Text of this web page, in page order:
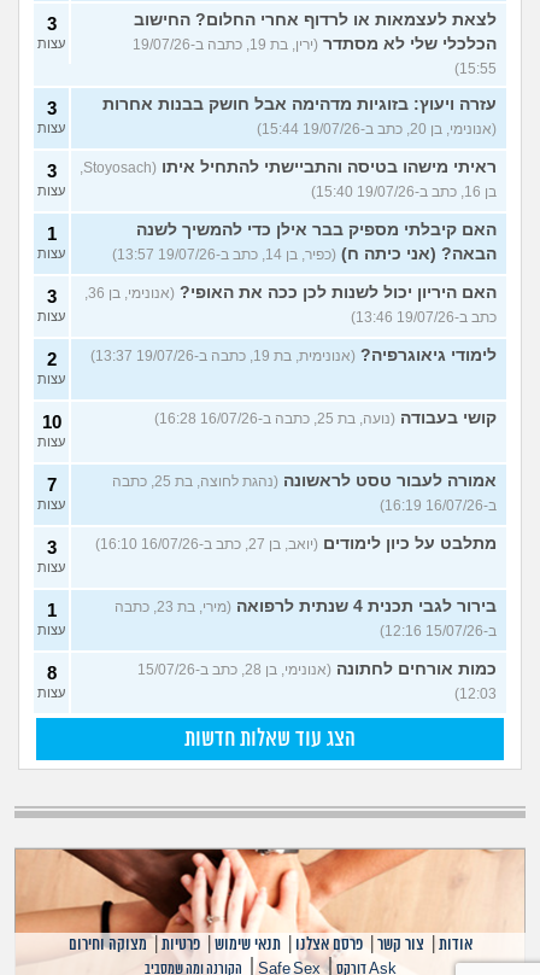
לצאת לעצמאות או לרדוף אחרי החלום? החישוב
הכלכלי שלי לא מסתדר
(ירין, בת 19, כתבה ב-19/07/26
15:55)
3
עצות
עזרה ויעוץ: בזוגיות מדהימה אבל חושק בבנות אחרות
(אנונימי, בן 20, כתב ב-19/07/26 15:44)
3
עצות
ראיתי מישהו בטיסה והתביישתי להתחיל איתו
(Stoyosach,
בן 16, כתב ב-19/07/26 15:40)
3
עצות
האם קיבלתי מספיק בבר אילן כדי להמשיך לשנה
הבאה? (אני כיתה ח) (כפיר, בן 14, כתב ב-19/07/26 13:57)
1
עצות
האם היריון יכול לשנות לכן ככה את האופי?
(אנונימי, בן 36,
כתב ב-19/07/26 13:46)
3
עצות
לימודי גיאוגרפיה? (אנונימית, בת 19, כתבה ב-19/07/26 13:37) 2
עצות
קושי בעבודה (נועה, בת 25, כתבה ב-16/07/26 16:28) 10
עצות
אמורה לעבור טסט לראשונה
(נהגת לחוצה, בת 25, כתבה
ב-16/07/26 16:19)
7
עצות
מתלבט על כיון לימודים (יואב, בן 27, כתב ב-16/07/26 16:10) 3
עצות
בירור לגבי תכנית 4 שנתית לרפואה
(מירי, בת 23, כתבה
ב-15/07/26 12:16)
1
עצות
כמות אורחים לחתונה
(אנונימי, בן 28, כתב ב-15/07/26
12:03)
8
עצות
הצג עוד שאלות חדשות
אודות צור קשר |פרסם אצלנו |תנאי שימוש |פרטיות |מצוקה וחירום
Ask דורקס |
Safe Sex
| הקורנה ומה שמסביב